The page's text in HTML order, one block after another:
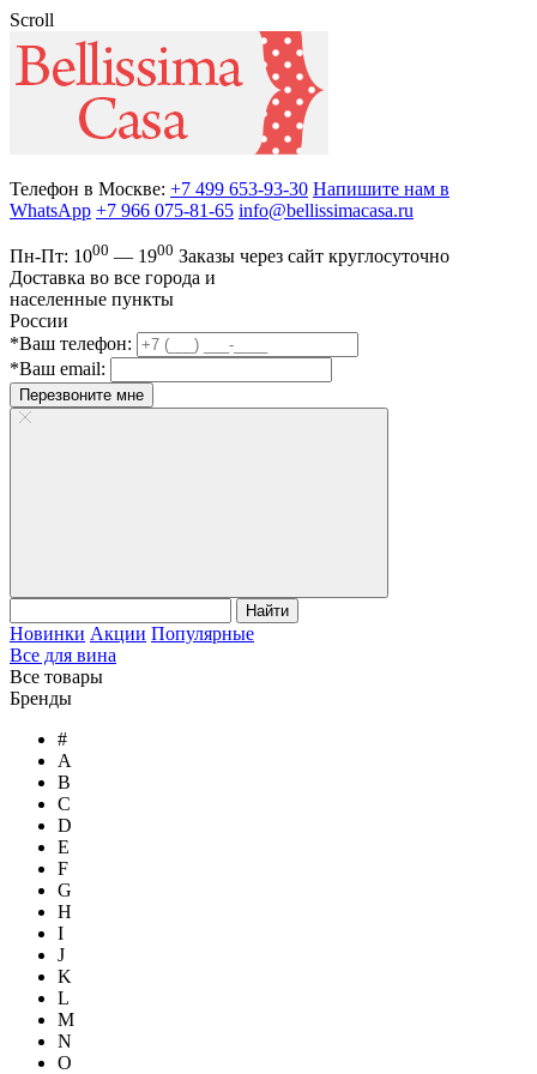
Scroll
Телефон в Москве: +7 499 653-93-30 Напишите нам в
WhatsApp +7 966 075-81-65 info@bellissimacasa.ru
Пн-Пт: 1000 — 1900 Заказы через сайт круглосуточно
Доставка во все города и
населенные пункты
России
*Ваш телефон:
*Ваш email:
Перезвоните мне
Найти
Новинки Акции Популярные
Все для вина
Все товары
Бренды
#
A
B
C
D
E
F
G
H
I
J
K
L
M
N
O